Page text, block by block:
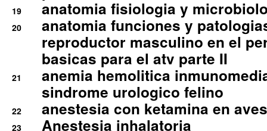
19 anatomia fisiologia y
20
anatomia funciones y
reproductor masculino en el
basicas para el atv parte II
21
anemia hemolitica
sindrome urologico felino
22 anestesia con ketamina en
23 Anestesia inhalatoria